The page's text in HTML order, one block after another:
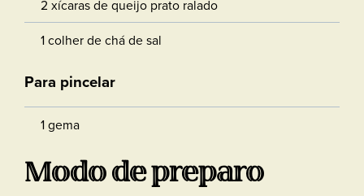
2 xícaras de queijo prato ralado
1 colher de chá de sal
Para pincelar
1 gema
Modo de preparo